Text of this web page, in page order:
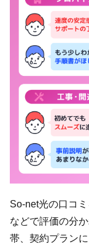
So-net光の口コ
などで評価の分
帯、契約プラン